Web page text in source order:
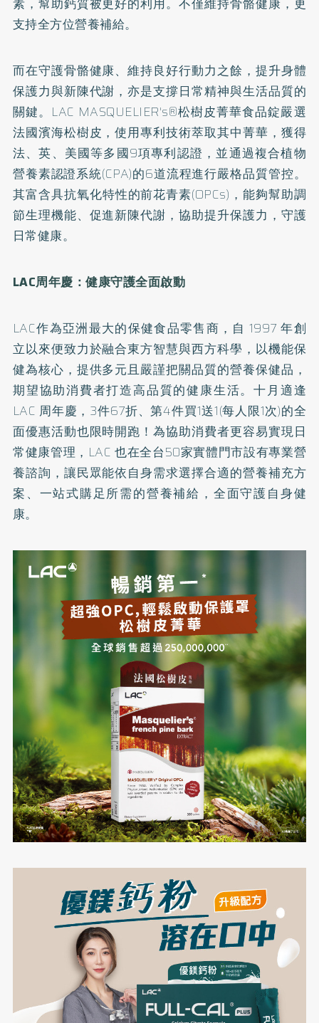
素，幫助鈣質被更好的利用。不僅維持骨骼健康，更
支持全方位營養補給。
而在守護骨骼健康、維持良好行動力之餘，提升身體
保護力與新陳代謝，亦是支撐日常精神與生活品質的
關鍵。LAC MASQUELIER's®松樹皮菁華食品錠嚴選
法國濱海松樹皮，使用專利技術萃取其中菁華，獲得
法、英、美國等多國9項專利認證，並通過複合植物
營養素認證系統(CPA)的6道流程進行嚴格品質管控。
其富含具抗氧化特性的前花青素(OPCs)，能夠幫助調
節生理機能、促進新陳代謝，協助提升保護力，守護
日常健康。
LAC周年慶：健康守護全面啟動
LAC作為亞洲最大的保健食品零售商，自 1997 年創
立以來便致力於融合東方智慧與西方科學，以機能保
健為核心，提供多元且嚴謹把關品質的營養保健品，
期望協助消費者打造高品質的健康生活。十月適逢
LAC 周年慶，3件67折、第4件買1送1(每人限1次)的全
面優惠活動也限時開跑！為協助消費者更容易實現日
常健康管理，LAC 也在全台50家實體門市設有專業營
養諮詢，讓民眾能依自身需求選擇合適的營養補充方
案、一站式購足所需的營養補給，全面守護自身健
康。